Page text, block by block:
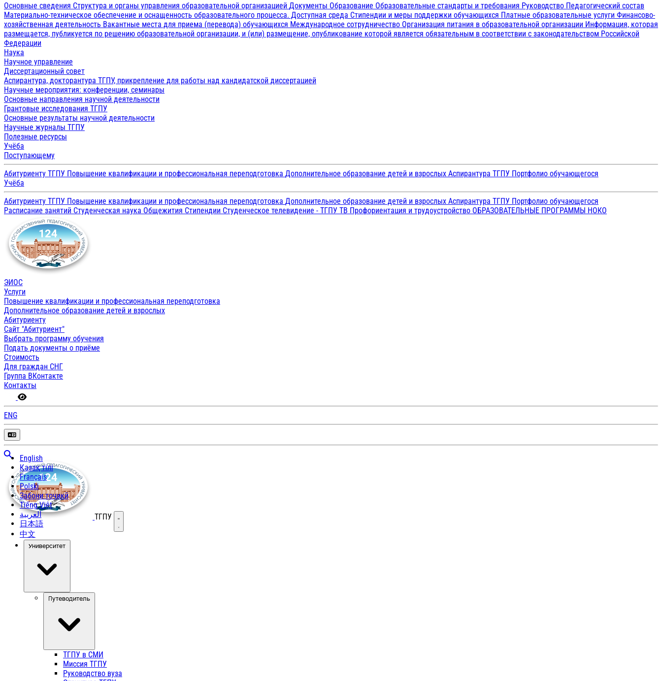
Основные сведения Структура и органы управления образовательной организацией Документы Образование Образовательные стандарты и требования Руководство Педагогический состав
Материально-техническое обеспечение и оснащенность образовательного процесса. Доступная среда Стипендии и меры поддержки обучающихся Платные образовательные услуги Финансово-
хозяйственная деятельность Вакантные места для приема (перевода) обучающихся Международное сотрудничество Организация питания в образовательной организации Информация, которая
размещается, публикуется по решению образовательной организации, и (или) размещение, опубликование которой является обязательным в соответствии с законодательством Российской
Федерации
Наука
Научное управление
Диссертационный совет
Аспирантура, докторантура ТГПУ, прикрепление для работы над кандидатской диссертацией
Научные мероприятия: конференции, семинары
Основные направления научной деятельности
Грантовые исследования ТГПУ
Основные результаты научной деятельности
Научные журналы ТГПУ
Полезные ресурсы
Учёба
Поступающему
Абитуриенту ТГПУ Повышение квалификации и профессиональная переподготовка Дополнительное образование детей и взрослых Аспирантура ТГПУ Портфолио обучающегося
Учёба
Абитуриенту ТГПУ Повышение квалификации и профессиональная переподготовка Дополнительное образование детей и взрослых Аспирантура ТГПУ Портфолио обучающегося
Расписание занятий Студенческая наука Общежития Стипендии Студенческое телевидение - ТГПУ ТВ Профориентация и трудоустройство ОБРАЗОВАТЕЛЬНЫЕ ПРОГРАММЫ НОКО
ЭИОС
Услуги
Повышение квалификации и профессиональная переподготовка
Дополнительное образование детей и взрослых
Абитуриенту
Сайт "Абитуриент"
Выбрать программу обучения
Подать документы о приёме
Стоимость
Для граждан СНГ
Группа ВКонтакте
Контакты
ENG
English
Қазақ тілі
Français
Polski
Забони тоҷикӣ
Tiếng Việt
العربية
日本語
中文
ТГПУ Открыть меню
Университет
Путеводитель
ТГПУ в СМИ
Миссия ТГПУ
Руководство вуза